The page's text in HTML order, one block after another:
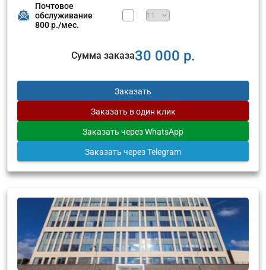
Почтовое
обслуживание
800 р./мес.
Сумма заказа30 000 р.
Заказать
Заказать в один клик
Заказать через WhatsApp
Заказать через Telegram